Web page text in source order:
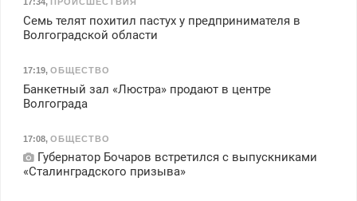
17:34, ПРОИСШЕСТВИЯ
Семь телят похитил пастух у предпринимателя в
Волгоградской области
17:19, ОБЩЕСТВО
Банкетный зал «Люстра» продают в центре
Волгограда
17:08, ОБЩЕСТВО
Губернатор Бочаров встретился с выпускниками
«Сталинградского призыва»